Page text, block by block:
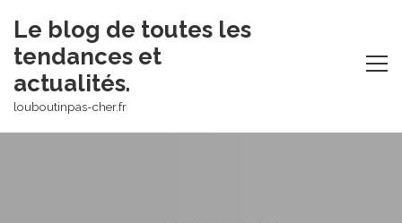
content
Le blog de toutes les
tendances et
actualités.
louboutinpas-cher.fr